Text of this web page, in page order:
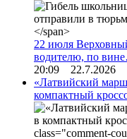
22 июля
водителю, по
20:09 22.7.2026
«Латвийский
компактный